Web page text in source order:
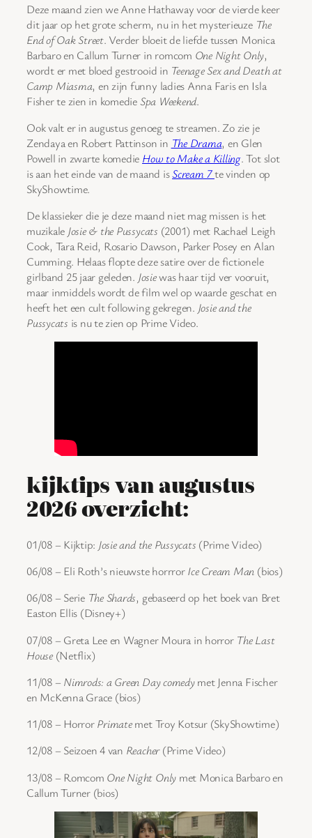
Deze maand zien we Anne Hathaway voor de vierde keer
dit jaar op het grote scherm, nu in het mysterieuze The
End of Oak Street. Verder bloeit de liefde tussen Monica
Barbaro en Callum Turner in romcom One Night Only,
wordt er met bloed gestrooid in Teenage Sex and Death at
Camp Miasma, en zijn funny ladies Anna Faris en Isla
Fisher te zien in komedieSpa Weekend.
Ook valt er in augustus genoeg te streamen. Zo zie je
Zendaya en Robert Pattinson in The Drama, en Glen
Powell in zwarte komedie How to Make a Killing. Tot slot
is aan het einde van de maand isScream 7te vinden op
SkyShowtime.
De klassieker die je deze maand niet mag missen is het
muzikale Josie & the Pussycats (2001) met Rachael Leigh
Cook, Tara Reid, Rosario Dawson, Parker Posey en Alan
Cumming. Helaas flopte deze satire over de fictionele
girlband 25 jaar geleden. Josiewas haar tijd ver vooruit,
maar inmiddels wordt de film wel op waarde geschat en
heeft het een cult following gekregen. Josie and the
Pussycats is nu te zien op Prime Video.
kijktips van augustus
2026 overzicht:
01/08 – Kijktip: Josie and the Pussycats (Prime Video)
06/08 – Eli Roth’s nieuwste horrrorIce Cream Man (bios)
06/08 – Serie The Shards, gebaseerd op het boek van Bret
Easton Ellis (Disney+)
07/08 – Greta Lee en Wagner Moura in horror The Last
House(Netflix)
11/08 – Nimrods: a Green Day comedymet Jenna Fischer
en McKenna Grace (bios)
11/08 – HorrorPrimatemet Troy Kotsur (SkyShowtime)
12/08 – Seizoen 4 van Reacher(Prime Video)
13/08 – Romcom One Night Only met Monica Barbaro en
Callum Turner (bios)